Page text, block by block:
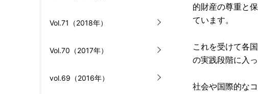
Vol.71（2018年）
Vol.70（2017年）
vol.69（2016年）
的財産の尊重と
ています。
これを受けて各
の実践段階に入
社会や国際的な